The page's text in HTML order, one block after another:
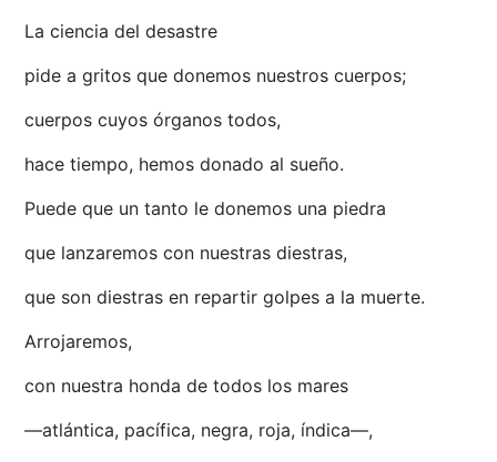
La ciencia del desastre
pide a gritos que donemos nuestros cuerpos;
cuerpos cuyos órganos todos,
hace tiempo, hemos donado al sueño.
Puede que un tanto le donemos una piedra
que lanzaremos con nuestras diestras,
que son diestras en repartir golpes a la muerte.
Arrojaremos,
con nuestra honda de todos los mares
—atlántica, pacífica, negra, roja, índica—,